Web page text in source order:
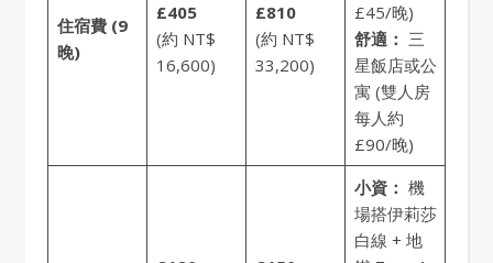
住宿費 (9
晚)
£405
(約 NT$
16,600)
£810
(約 NT$
33,200)
£45/晚)
舒適： 三
星飯店或公
寓 (雙人房
每人約
£90/晚)
小資： 機
場搭伊莉莎
白線 + 地